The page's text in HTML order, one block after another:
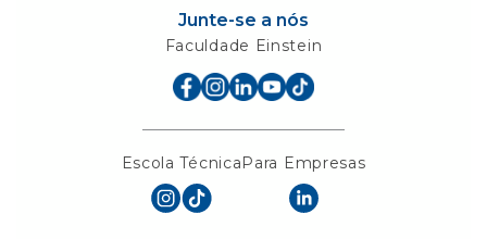
Junte-se a nós
Faculdade Einstein
Escola TécnicaPara Empresas